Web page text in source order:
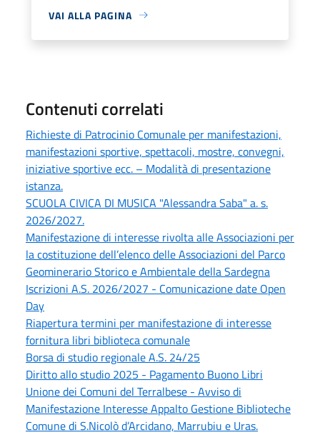
VAI ALLA PAGINA
Contenuti correlati
Richieste di Patrocinio Comunale per manifestazioni,
manifestazioni sportive, spettacoli, mostre, convegni,
iniziative sportive ecc. – Modalità di presentazione
istanza.
SCUOLA CIVICA DI MUSICA "Alessandra Saba" a. s.
2026/2027.
Manifestazione di interesse rivolta alle Associazioni per
la costituzione dell’elenco delle Associazioni del Parco
Geominerario Storico e Ambientale della Sardegna
Iscrizioni A.S. 2026/2027 - Comunicazione date Open
Day
Riapertura termini per manifestazione di interesse
fornitura libri biblioteca comunale
Borsa di studio regionale A.S. 24/25
Diritto allo studio 2025 - Pagamento Buono Libri
Unione dei Comuni del Terralbese - Avviso di
Manifestazione Interesse Appalto Gestione Biblioteche
Comune di S.Nicolò d’Arcidano, Marrubiu e Uras.